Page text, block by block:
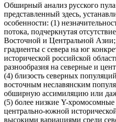
Обширный анализ русского
представленный здесь,
особенности: (1)
потока, подчеркнутая
Восточной и Центральной
градиенты с севера на юг
исторической российской
разнообразия на северные и
(4) близость северных
восточным неславянским
обширную ассимиляцию или
(5) более низкие Y-
центрально-южной
высокими вариациями среди